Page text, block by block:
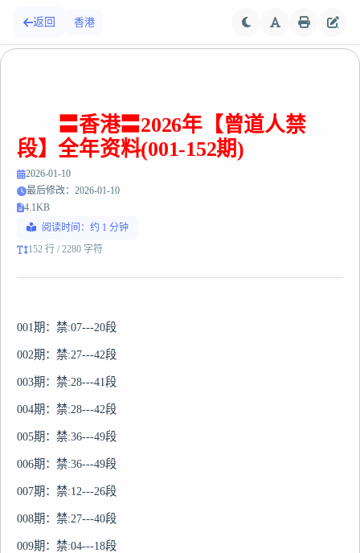
返回 香港
〓香港〓2026年【曾道人禁
段】全年资料(001-152期)
2026-01-10
最后修改：2026-01-10
4.1KB
阅读时间：约 1 分钟
152 行 / 2280 字符
001期：禁:07---20段
002期：禁:27---42段
003期：禁:28---41段
004期：禁:28---42段
005期：禁:36---49段
006期：禁:36---49段
007期：禁:12---26段
008期：禁:27---40段
009期：禁:04---18段